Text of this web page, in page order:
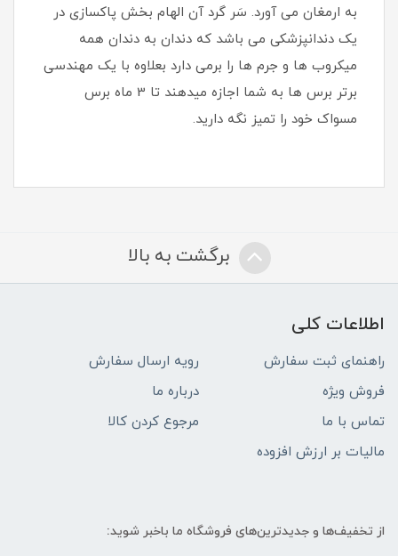
به ارمغان می آورد. سَر گرد آن الهام بخش پاکسازی در
یک دندانپزشکی می باشد که دندان به دندان همه
میکروب ها و جرم ها را برمی دارد بعلاوه با یک مهندسی
برتر برس ها به شما اجازه میدهند تا 3 ماه برس
مسواک خود را تمیز نگه دارید.
برگشت به بالا
اطلاعات کلی
راهنمای ثبت سفارش
رویه ارسال سفارش
فروش ویژه
درباره ما
تماس با ما
مرجوع کردن کالا
مالیات بر ارزش افزوده
از تخفیف‌ها و جدیدترین‌های فروشگاه ما باخبر شوید: